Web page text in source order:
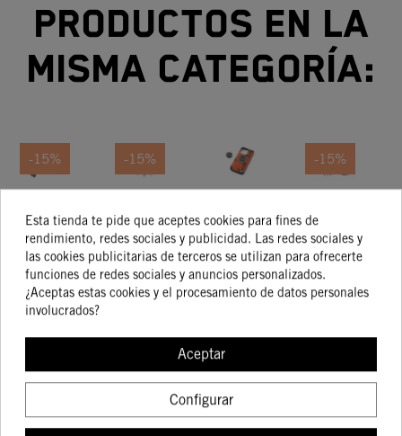
productos en la
misma categoría:
-15%
DEPÓSITO
RACING
141,39 €
120,18 €
COMPRAR
-15%
DE
SALIDA
520
64,49 €
54,82 €
COMPRAR
CARCASA
KTM PARA
SMARTPHONE
IPHONE 14
STREET,
OFF-ROAD Y
ADVENTURE
50,03 €
-15%
RÁPIDO
968,12 €
822,90 €
Esta tienda te pide que aceptes cookies para fines de
rendimiento, redes sociales y publicidad. Las redes sociales y
las cookies publicitarias de terceros se utilizan para ofrecerte
funciones de redes sociales y anuncios personalizados.
¿Aceptas estas cookies y el procesamiento de datos personales
involucrados?
Aceptar
Configurar